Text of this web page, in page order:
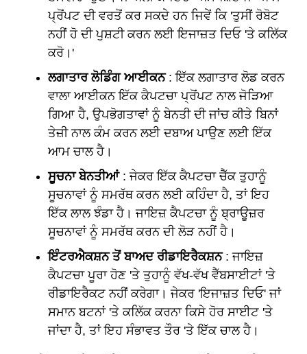
ਪ੍ਰੋਂਪਟ ਦੀ ਵਰਤੋਂ ਕਰ ਸਕਦੇ ਹਨ ਜਿਵੇਂ ਕਿ 'ਤੁਸੀਂ ਰੋਬੋਟ
ਨਹੀਂ ਹੋ ਦੀ ਪੁਸ਼ਟੀ ਕਰਨ ਲਈ ਇਜਾਜ਼ਤ ਦਿਓ 'ਤੇ ਕਲਿੱਕ
ਕਰੋ।'
ਲਗਾਤਾਰ ਲੋਡਿੰਗ ਆਈਕਨ: ਇੱਕ ਲਗਾਤਾਰ ਲੋਡ ਕਰਨ
ਵਾਲਾ ਆਈਕਨ ਇੱਕ ਕੈਪਟਚਾ ਪ੍ਰੋਂਪਟ ਨਾਲ ਜੋੜਿਆ
ਗਿਆ ਹੈ, ਉਪਭੋਗਤਾਵਾਂ ਨੂੰ ਬੇਨਤੀ ਦੀ ਜਾਂਚ ਕੀਤੇ ਬਿਨਾਂ
ਤੇਜ਼ੀ ਨਾਲ ਕੰਮ ਕਰਨ ਲਈ ਦਬਾਅ ਪਾਉਣ ਲਈ ਇੱਕ
ਆਮ ਚਾਲ ਹੈ।
ਸੂਚਨਾ ਬੇਨਤੀਆਂ: ਜੇਕਰ ਇੱਕ ਕੈਪਟਚਾ ਚੈੱਕ ਤੁਹਾਨੂੰ
ਸੂਚਨਾਵਾਂ ਨੂੰ ਸਮਰੱਥ ਕਰਨ ਲਈ ਕਹਿੰਦਾ ਹੈ, ਤਾਂ ਇਹ
ਇੱਕ ਲਾਲ ਝੰਡਾ ਹੈ। ਜਾਇਜ਼ ਕੈਪਟਚਾ ਨੂੰ ਬ੍ਰਾਊਜ਼ਰ
ਸੂਚਨਾਵਾਂ ਨੂੰ ਸਮਰੱਥ ਕਰਨ ਦੀ ਲੋੜ ਨਹੀਂ ਹੈ।
ਇੰਟਰਐਕਸ਼ਨ ਤੋਂ ਬਾਅਦ ਰੀਡਾਇਰੈਕਸ਼ਨ: ਜਾਇਜ਼
ਕੈਪਟਚਾ ਪੂਰਾ ਹੋਣ 'ਤੇ ਤੁਹਾਨੂੰ ਵੱਖ-ਵੱਖ ਵੈੱਬਸਾਈਟਾਂ 'ਤੇ
ਰੀਡਾਇਰੈਕਟ ਨਹੀਂ ਕਰੇਗਾ। ਜੇਕਰ 'ਇਜਾਜ਼ਤ ਦਿਓ' ਜਾਂ
ਸਮਾਨ ਬਟਨਾਂ 'ਤੇ ਕਲਿੱਕ ਕਰਨਾ ਕਿਸੇ ਹੋਰ ਸਾਈਟ 'ਤੇ
ਜਾਂਦਾ ਹੈ, ਤਾਂ ਇਹ ਸੰਭਾਵਤ ਤੌਰ 'ਤੇ ਇੱਕ ਚਾਲ ਹੈ।